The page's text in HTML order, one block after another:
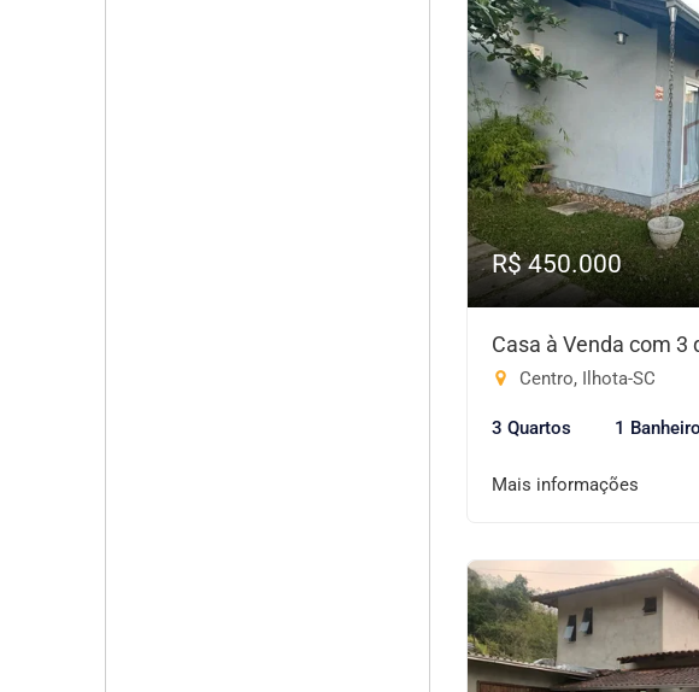
R$ 450.000
Casa à Venda com 3
Centro, Ilhota-SC
3 Quartos 1 Banheiro
Mais informações